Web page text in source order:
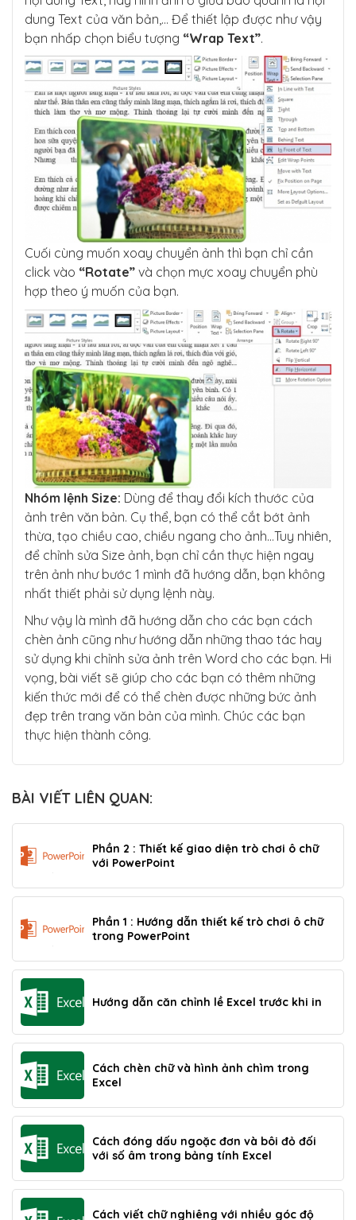
dung Text của văn bản,… Để thiết lập được như vậy
bạn nhấp chọn biểu tượng “Wrap Text”.
Cuối cùng muốn xoay chuyển ảnh thì bạn chỉ cần
click vào “Rotate” và chọn mực xoay chuyển phù
hợp theo ý muốn của bạn.
Nhóm lệnh Size: Dùng để thay đổi kích thước của
ảnh trên văn bản. Cụ thể, bạn có thể cắt bớt ảnh
thừa, tạo chiều cao, chiều ngang cho ảnh…Tuy nhiên,
để chỉnh sửa Size ảnh, bạn chỉ cần thực hiện ngay
trên ảnh như bước 1 mình đã hướng dẫn, bạn không
nhất thiết phải sử dụng lệnh này.
Như vậy là mình đã hướng dẫn cho các bạn cách
chèn ảnh cũng như hướng dẫn những thao tác hay
sử dụng khi chỉnh sửa ảnh trên Word cho các bạn. Hi
vọng, bài viết sẽ giúp cho các bạn có thêm những
kiến thức mới để có thể chèn được những bức ảnh
đẹp trên trang văn bản của mình. Chúc các bạn
thực hiện thành công.
BÀI VIẾT LIÊN QUAN:
Phần 2 : Thiết kế giao diện trò chơi ô chữ
với PowerPoint
Phần 1 : Hướng dẫn thiết kế trò chơi ô chữ
trong PowerPoint
Hướng dẫn căn chỉnh lề Excel trước khi in
Cách chèn chữ và hình ảnh chìm trong
Excel
Cách đóng dấu ngoặc đơn và bôi đỏ đối
với số âm trong bảng tính Excel
Cách viết chữ nghiêng với nhiều góc độ